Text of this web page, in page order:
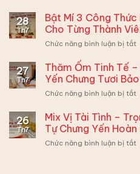
–
–
28
Th7
Bật Mí 3 Công Thức
Cho Từng Thành
Chức năng bình luận bị tắtở
Ái”
27
Th7
Thăm Ốm Tinh Tế
Yến Chưng Tươi
Chức năng bình luận bị tắtở
–
26
Th7
Mix Vị Tài Tình –
Tự Chưng Yến Hoàn
Chức năng bình luận bị tắtở